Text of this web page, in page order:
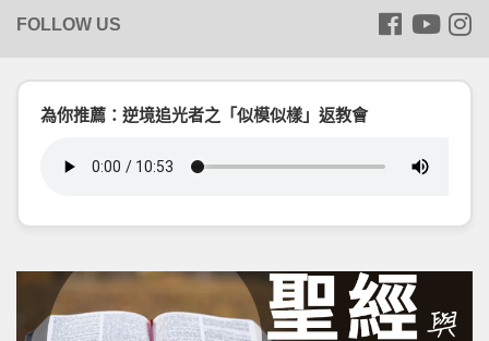
為你推薦：逆境追光者之「似模似樣」返教會